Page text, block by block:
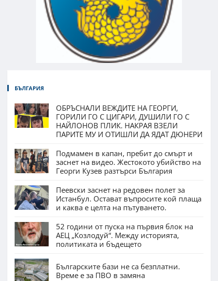
БЪЛГАРИЯ
ОБРЪСНАЛИ ВЕЖДИТЕ НА ГЕОРГИ,
ГОРИЛИ ГО С ЦИГАРИ, ДУШИЛИ ГО С
НАЙЛОНОВ ПЛИК. НАКРАЯ ВЗЕЛИ
ПАРИТЕ МУ И ОТИШЛИ ДА ЯДАТ ДЮНЕРИ
Подмамен в капан, пребит до смърт и
заснет на видео. Жестокото убийство на
Георги Кузев разтърси България
Пеевски заснет на редовен полет за
Истанбул. Остават въпросите кой плаща
и каква е целта на пътуването.
52 години от пуска на първия блок на
АЕЦ „Козлодуй“. Между историята,
политиката и бъдещето
Българските бази не са безплатни.
Време е за ПВО в замяна